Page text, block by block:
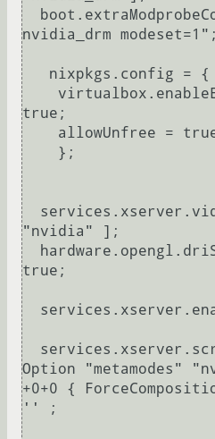
nvidia_drm modeset=1";
true;
"nvidia" ];
true;
Option "metamodes"
+0+0 {
'' ;